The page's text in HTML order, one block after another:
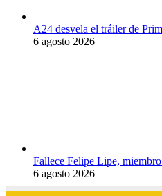
A24 desvela el tráiler de
6 agosto 2026
Fallece Felipe Lipe,
6 agosto 2026